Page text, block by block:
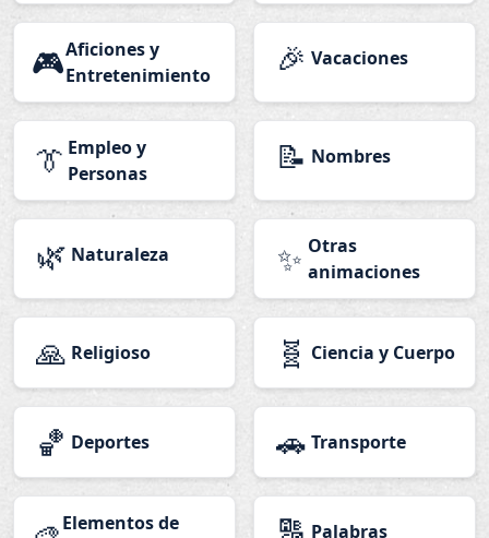
🎮Aficiones y
Entretenimiento
🎉 Vacaciones
👔 Empleo y
Personas
📝 Nombres
🌿 Naturaleza ✨ Otras
animaciones
🙏 Religioso 🧬 Ciencia y Cuerpo
🏀 Deportes 🚗 Transporte
Elementos de
Palabras